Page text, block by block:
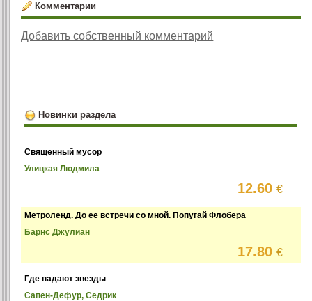
Комментарии
Добавить собственный комментарий
Новинки раздела
Священный мусор
Улицкая Людмила
12.60€
Метроленд. До ее встречи со мной. Попугай Флобера
Барнс Джулиан
17.80€
Где падают звезды
Сапен-Дефур, Седрик